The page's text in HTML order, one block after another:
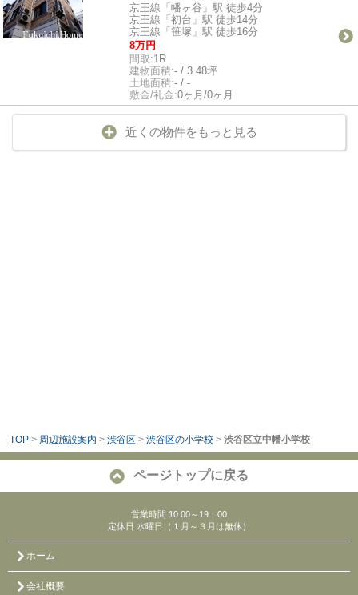
京王線「幡ヶ谷」駅 徒歩4分
京王線「初台」駅 徒歩14分
京王線「笹塚」駅 徒歩16分
8万円
間取:1R
建物面積:- / 3.48坪
土地面積:- / -
敷金/礼金:0ヶ月/0ヶ月
近くの物件をもっと見る
TOP > 周辺施設案内 > 渋谷区 > 渋谷区の小学校 > 渋谷区立中幡小学校
ページトップに戻る
営業時間:10:00～19：00
定休日:水曜日（１月～３月は無休）
ホーム
会社概要